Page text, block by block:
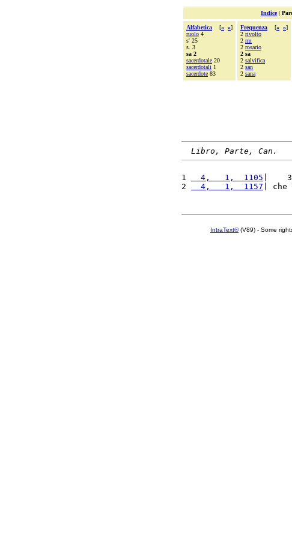
Indice|
Alfabetica [« »]
ruolo 4
s' 25
s. 3
sa 2
sacerdotale 20
sacerdotali 1
sacerdote 83
Frequenza [« »]
2 rivolto
2 rm
2 rosario
2 sa
2 salvifica
2 san
2 sana
Libro, Parte, Can.
1
  4,   1,  1105
|
2
  4,   1,  1157
|
IntraText®(V89) - Some